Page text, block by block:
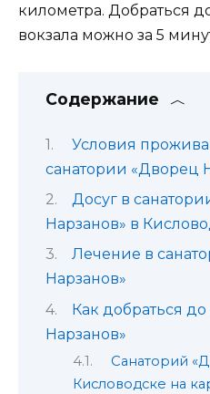
километра. Добраться
вокзала можно за 5
Содержание
Условия
санатории «Дворец
Досуг в
Нарзанов» в
Лечение в
Нарзанов»
Как добраться
Нарзанов»
Санаторий
Кисловодске на